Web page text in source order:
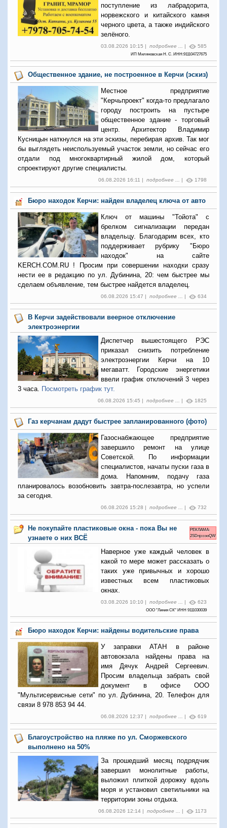
поступление из лабрадорита,
норвежского и китайского камня
черного цвета, а также индийского
зелёного.
03.08.2026 10:15 | подробнее ... | 585
ИП Миляновская Н. С. ИНН:911104727675
Общественное здание, не построенное в Керчи (эскиз)
Местное предприятие
"Керчьпроект" когда-то предлагало
городу построить на пустыре
общественное здание - торговый
центр. Архитектор Владимир
Кусницын наткнулся на эти эскизы, перебирая архив. Так мог
бы выглядеть неиспользуемый участок земли, но сейчас его
отдали под многоквартирный жилой дом, который
спроектируют другие специалисты.
06.08.2026 16:11 | подробнее ... | 1798
Бюро находок Керчи: найден владелец ключа от авто
Ключ от машины "Тойота" с
брелком сигнализации передан
владельцу. Благодарим всех, кто
поддерживает рубрику "Бюро
находок" на сайте
KERCH.COM.RU ! Просим при совершении находки сразу
нести ее в редакцию по ул. Дубинина, 20: чем быстрее мы
сделаем объявление, тем быстрее найдется владелец.
06.08.2026 15:47 | подробнее ... | 634
В Керчи задействовали веерное отключение
электроэнергии
Диспетчер вышестоящего РЭС
приказал снизить потребление
электроэнергии Керчи на 10
мегаватт. Городские энергетики
ввели график отключений 3 через
3 часа.
Посмотреть график тут.
06.08.2026 15:45 | подробнее ... | 1825
Газ керчанам дадут быстрее запланированного (фото)
Газоснабжающее предприятие
завершило ремонт на улице
Советской. По информации
специалистов, начаты пуски газа в
дома. Напомним, подачу газа
планировалось возобновить завтра-послезавтра, но успели
за сегодня.
06.08.2026 15:28 | подробнее ... | 732
Не покупайте пластиковые окна - пока Вы не
узнаете о них ВСЁ
РЕКЛАМА:
2SDnjccooQW
Наверное уже каждый человек в
какой то мере может рассказать о
таких уже привычных и хорошо
известных всем пластиковых
окнах.
03.08.2026 10:10 | подробнее ... | 623
ООО "Линия СК" ИНН 9111030039
Бюро находок Керчи: найдены водительские права
У заправки АТАН в районе
автовокзала найдены права на
имя Дячук Андрей Сергеевич.
Просим владельца забрать свой
документ в офисе ООО
"Мультисервисные сети" по ул. Дубинина, 20. Телефон для
связи 8 978 853 94 44.
06.08.2026 12:37 | подробнее ... | 619
Благоустройство на пляже по ул. Сморжевского
выполнено на 50%
За прошедший месяц подрядчик
завершил монолитные работы,
выложил плиткой дорожку вдоль
моря и установил светильники на
территории зоны отдыха.
06.08.2026 12:14 | подробнее ... | 1173